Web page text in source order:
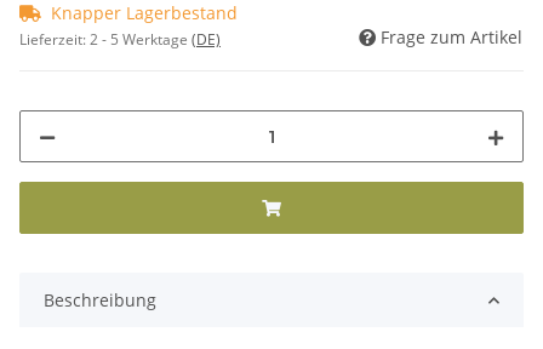
Knapper Lagerbestand
Lieferzeit:2 - 5 Werktage (DE) Frage zum Artikel
Beschreibung